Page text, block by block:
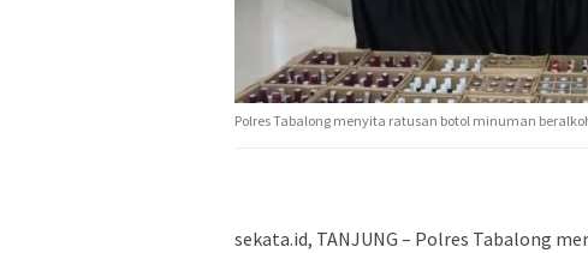
Polres Tabalong menyita ratusan botol minuman
sekata.id, TANJUNG – Polres Tabalong